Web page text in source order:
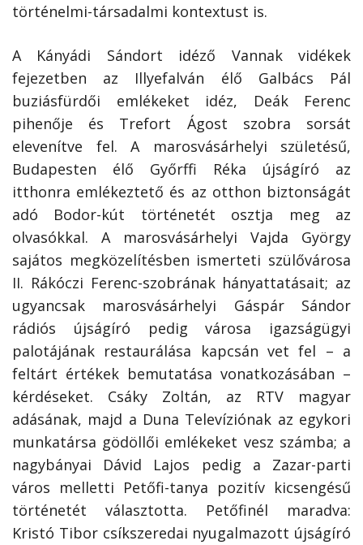
történelmi-társadalmi kontextust is.
A Kányádi Sándort idéző Vannak vidékek
fejezetben az Illyefalván élő Galbács Pál
buziásfürdői emlékeket idéz, Deák Ferenc
pihenője és Trefort Ágost szobra sorsát
elevenítve fel. A marosvásárhelyi születésű,
Budapesten élő Győrffi Réka újságíró az
itthonra emlékeztető és az otthon biztonságát
adó Bodor-kút történetét osztja meg az
olvasókkal. A marosvásárhelyi Vajda György
sajátos megközelítésben ismerteti szülővárosa
II. Rákóczi Ferenc-szobrának hányattatásait; az
ugyancsak marosvásárhelyi Gáspár Sándor
rádiós újságíró pedig városa igazságügyi
palotájának restaurálása kapcsán vet fel – a
feltárt értékek bemutatása vonatkozásában –
kérdéseket. Csáky Zoltán, az RTV magyar
adásának, majd a Duna Televíziónak az egykori
munkatársa gödöllői emlékeket vesz számba; a
nagybányai Dávid Lajos pedig a Zazar-parti
város melletti Petőfi-tanya pozitív kicsengésű
történetét választotta. Petőfinél maradva:
Kristó Tibor csíkszeredai nyugalmazott újságíró